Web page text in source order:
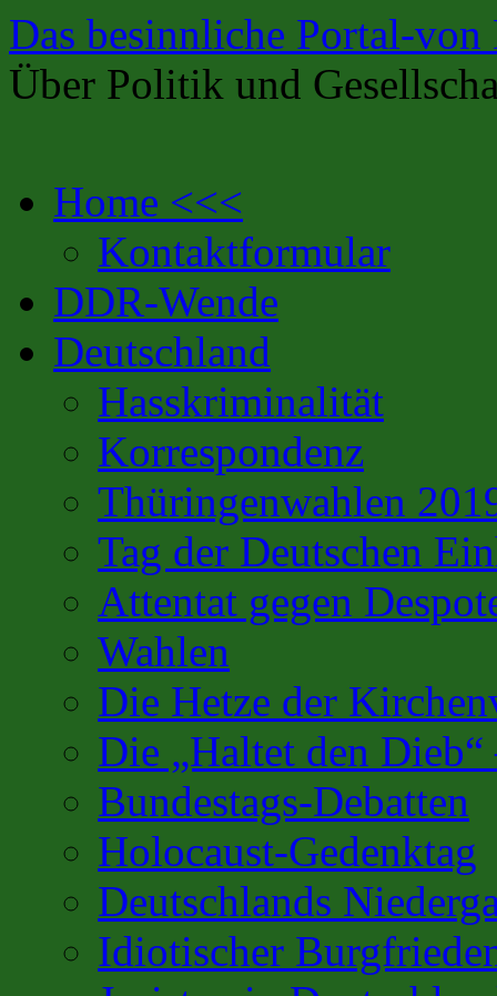
Das besinnliche Portal-von
Über Politik und
Inhalt
springenHome <<<
Kontaktformular
DDR-Wende
Deutschland
Hasskriminalität
Korrespondenz
Thüringenwahlen
Tag der Deutschen
Attentat gegen
Wahlen
Die Hetze der
Die „Haltet den
Bundestags-Debatten
Holocaust-Gedenktag
Deutschlands
Idiotischer